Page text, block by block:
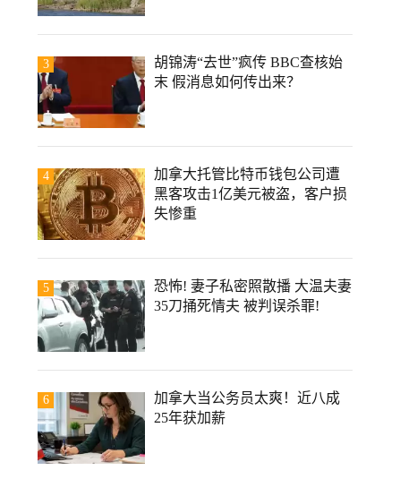
3
胡锦涛“去世”疯传 BBC查核始
末 假消息如何传出来？
4
加拿大托管比特币钱包公司遭
黑客攻击1亿美元被盗，客户损
失惨重
5
恐怖! 妻子私密照散播 大温夫妻
35刀捅死情夫 被判误杀罪!
6
加拿大当公务员太爽！近八成
25年获加薪